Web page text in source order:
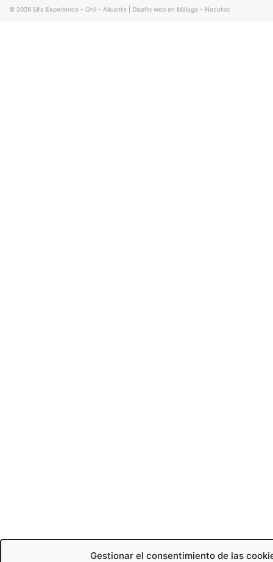
Gestionar el consentimiento de las
© 2026 Elfa Experience - Onil - Alicante Diseño web en Málaga - Necotec